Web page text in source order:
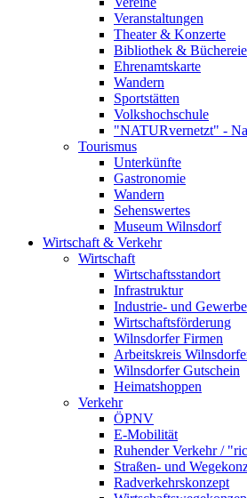
Veranstaltungen
Theater & Konzerte
Bibliothek &
Ehrenamtskarte
Wandern
Sportstätten
Volkshochschule
"NATURvernetzt" -
Tourismus
Unterkünfte
Gastronomie
Wandern
Sehenswertes
Museum Wilnsdorf
Wirtschaft & Verkehr
Wirtschaft
Wirtschaftsstandort
Infrastruktur
Industrie- und
Wirtschaftsförderung
Wilnsdorfer Firmen
Arbeitskreis
Wilnsdorfer Gutschein
Heimatshoppen
Verkehr
ÖPNV
E-Mobilität
Ruhender Verkehr /
Straßen- und
Radverkehrskonzept